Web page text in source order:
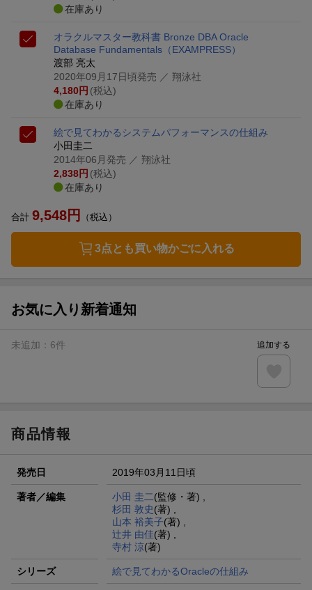
在庫あり
オラクルマスター教科書 Bronze DBA Oracle
Database Fundamentals （EXAMPRESS）
渡部 亮太
2020年09月17日頃発売 ／ 翔泳社
4,180円 (税込)
在庫あり
絵で見てわかるシステムパフォーマンスの仕組み
小田圭二
2014年06月発売 ／ 翔泳社
2,838円 (税込)
在庫あり
合計 9,548円 （税込）
3点とも買い物かごに入れる
お気に入り新着通知
未追加： 6件 追加する
商品情報
発売日 2019年03月11日頃
著者／編集 小田 圭二(監修・著) ,
杉田 敦史(著) ,
山本 裕美子(著) ,
辻井 由佳(著) ,
寺村 涼(著)
シリーズ 絵で見てわかるOracleの仕組み